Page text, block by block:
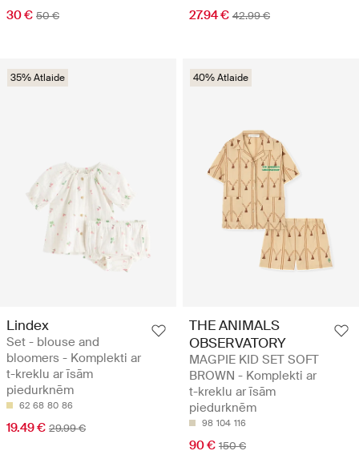
30 € 50 € 27.94 € 42.99 €
35% Atlaide
Lindex
Set - blouse and
bloomers - Komplekti ar
t-kreklu ar īsām
piedurknēm
62 68 80 86
19.49 € 29.99 €
40% Atlaide
THE ANIMALS
OBSERVATORY
MAGPIE KID SET SOFT
BROWN - Komplekti ar
t-kreklu ar īsām
piedurknēm
98 104 116
90 € 150 €